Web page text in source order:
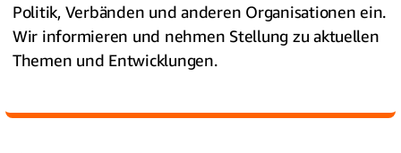
Politik, Verbänden und anderen Organisationen ein.
Wir informieren und nehmen Stellung zu aktuellen
Themen und Entwicklungen.